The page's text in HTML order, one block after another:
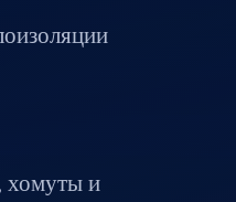
хомуты и